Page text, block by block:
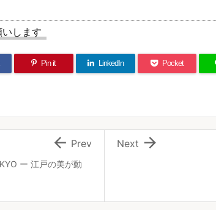
します
Pin it LinkedIn Pocket

Next
ー 江戸の美が動
 Prev